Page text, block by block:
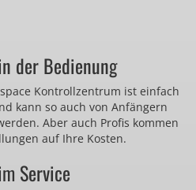
der Bedienung
Kontrollzentrum ist einfach
kann so auch von Anfängern
Aber auch Profis kommen
auf Ihre Kosten.
Service